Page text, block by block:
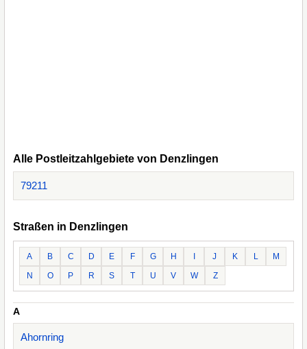
Alle Postleitzahlgebiete von Denzlingen
79211
Straßen in Denzlingen
A B C D E F G H J K L
M
N
O P R S T U V W Z
A
Ahornring